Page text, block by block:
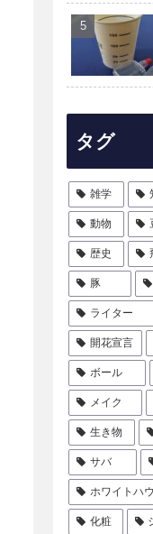
タグ
雑学
動物
歴史
豚
ライター
開花宣言
ボール
メイク
生き物
サバ
ホワイトハ
化粧